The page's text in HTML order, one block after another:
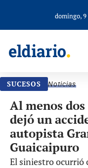
domingo, 9
SUCESOS Noticias
Al menos
dejó un
autopista
Guaicaipuro
El siniestro ocurrió